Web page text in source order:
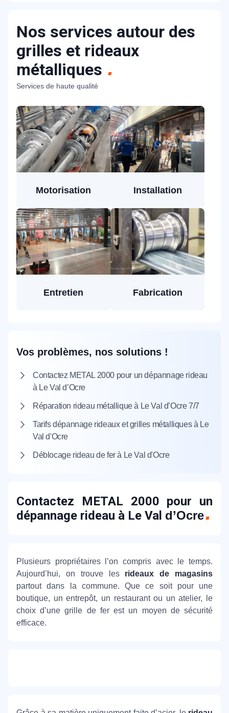
Nos services autour des
grilles et rideaux
métalliques
Services de haute qualité
Motorisation Installation
Entretien Fabrication
Vos problèmes, nos solutions !
Contactez METAL 2000 pour un dépannage rideau
à Le Val d’Ocre
Réparation rideau métallique à Le Val d’Ocre 7/7
Tarifs dépannage rideaux et grilles métalliques à Le
Val d'Ocre
Déblocage rideau de fer à Le Val d'Ocre
Contactez METAL 2000 pour un
dépannage rideau à Le Val d’Ocre
Plusieurs propriétaires l’on compris avec le temps.
Aujourd’hui, on trouve les rideaux de magasins
partout dans la commune. Que ce soit pour une
boutique, un entrepôt, un restaurant ou un atelier, le
choix d’une grille de fer est un moyen de sécurité
efficace.